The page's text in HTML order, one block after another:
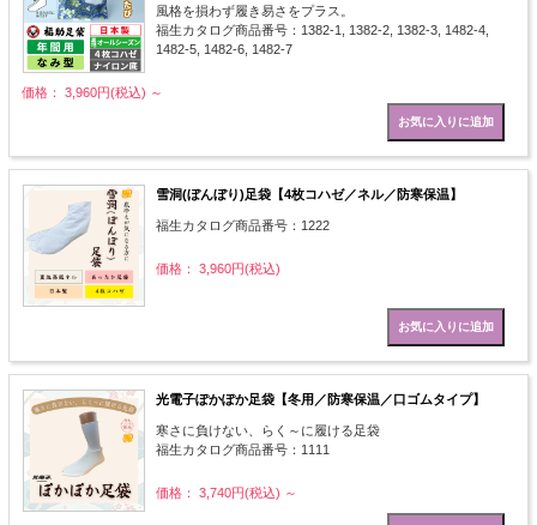
風格を損わず履き易さをプラス。
福生カタログ商品番号：1382-1, 1382-2, 1382-3, 1482-4,
1482-5, 1482-6, 1482-7
価格： 3,960円(税込) ～
雪洞(ぼんぼり)足袋【4枚コハゼ／ネル／防寒保温】
福生カタログ商品番号：1222
価格： 3,960円(税込)
光電子ぽかぽか足袋【冬用／防寒保温／口ゴムタイプ】
寒さに負けない、らく～に履ける足袋
福生カタログ商品番号：1111
価格： 3,740円(税込) ～